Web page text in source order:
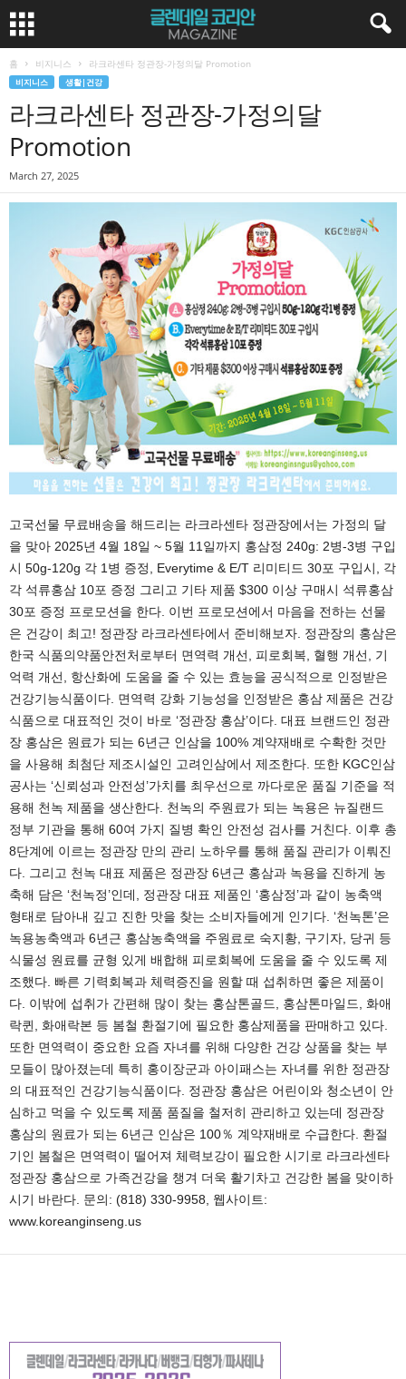
홈 비지니스 라크라센타 정관장-가정의달 Promotion
비지니스 생활|건강
라크라센타 정관장-가정의달
Promotion
March 27, 2025
고국선물 무료배송을 해드리는 라크라센타 정관장에서는 가정의 달
을 맞아 2025년 4월 18일 ~ 5월 11일까지 홍삼정 240g: 2병-3병 구입
시 50g-120g 각 1병 증정, Everytime & E/T 리미티드 30포 구입시, 각
각 석류홍삼 10포 증정 그리고 기타 제품 $300 이상 구매시 석류홍삼
30포 증정 프로모션을 한다. 이번 프로모션에서 마음을 전하는 선물
은 건강이 최고! 정관장 라크라센타에서 준비해보자. 정관장의 홍삼은
한국 식품의약품안전처로부터 면역력 개선, 피로회복, 혈행 개선, 기
억력 개선, 항산화에 도움을 줄 수 있는 효능을 공식적으로 인정받은
건강기능식품이다. 면역력 강화 기능성을 인정받은 홍삼 제품은 건강
식품으로 대표적인 것이 바로 ‘정관장 홍삼’이다. 대표 브랜드인 정관
장 홍삼은 원료가 되는 6년근 인삼을 100% 계약재배로 수확한 것만
을 사용해 최첨단 제조시설인 고려인삼에서 제조한다. 또한 KGC인삼
공사는 ‘신뢰성과 안전성’가치를 최우선으로 까다로운 품질 기준을 적
용해 천녹 제품을 생산한다. 천녹의 주원료가 되는 녹용은 뉴질랜드
정부 기관을 통해 60여 가지 질병 확인 안전성 검사를 거친다. 이후 총
8단계에 이르는 정관장 만의 관리 노하우를 통해 품질 관리가 이뤄진
다. 그리고 천녹 대표 제품은 정관장 6년근 홍삼과 녹용을 진하게 농
축해 담은 ‘천녹정’인데, 정관장 대표 제품인 ‘홍삼정’과 같이 농축액
형태로 담아내 깊고 진한 맛을 찾는 소비자들에게 인기다. ‘천녹톤’은
녹용농축액과 6년근 홍삼농축액을 주원료로 숙지황, 구기자, 당귀 등
식물성 원료를 균형 있게 배합해 피로회복에 도움을 줄 수 있도록 제
조했다. 빠른 기력회복과 체력증진을 원할 때 섭취하면 좋은 제품이
다. 이밖에 섭취가 간편해 많이 찾는 홍삼톤골드, 홍삼톤마일드, 화애
락퀸, 화애락본 등 봄철 환절기에 필요한 홍삼제품을 판매하고 있다.
또한 면역력이 중요한 요즘 자녀를 위해 다양한 건강 상품을 찾는 부
모들이 많아졌는데 특히 홍이장군과 아이패스는 자녀를 위한 정관장
의 대표적인 건강기능식품이다. 정관장 홍삼은 어린이와 청소년이 안
심하고 먹을 수 있도록 제품 품질을 철저히 관리하고 있는데 정관장
홍삼의 원료가 되는 6년근 인삼은 100％ 계약재배로 수급한다. 환절
기인 봄철은 면역력이 떨어져 체력보강이 필요한 시기로 라크라센타
정관장 홍삼으로 가족건강을 챙겨 더욱 활기차고 건강한 봄을 맞이하
시기 바란다. 문의: (818) 330-9958, 웹사이트:
www.koreanginseng.us